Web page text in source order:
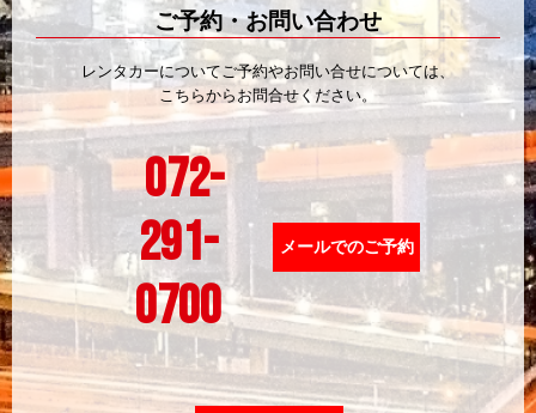
ご予約・お問い合わせ
レンタカーについてご予約やお問い合せについては、
こちらからお問合せください。
072-
291-
0700
メールでのご予約